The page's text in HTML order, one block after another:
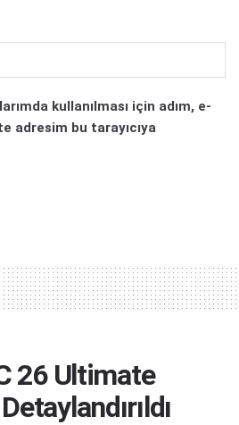
kullanılması için adım, e-
adresim bu tarayıcıya
26 Ultimate